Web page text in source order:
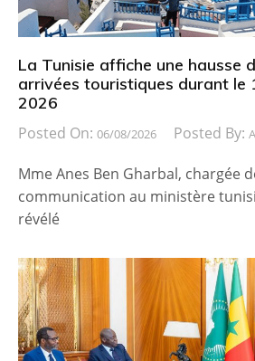
La Tunisie affiche une hausse
arrivées touristiques durant le
2026
Posted On: 06/08/2026 Posted By:
Mme Anes Ben Gharbal, chargée
communication au ministère
révélé